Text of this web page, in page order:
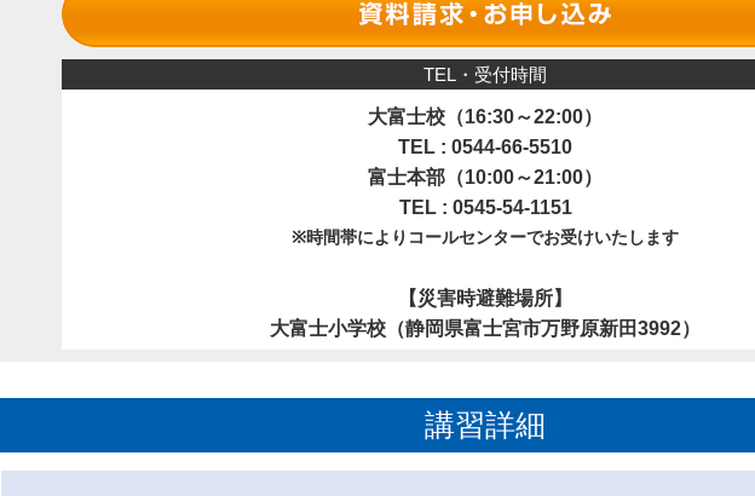
TEL・受付時間
大富士校（16:30～22:00）
TEL : 0544-66-5510
富士本部（10:00～21:00）
TEL : 0545-54-1151
※時間帯によりコールセンターでお受けいたします
【災害時避難場所】
大富士小学校（静岡県富士宮市万野原新田3992）
講習詳細